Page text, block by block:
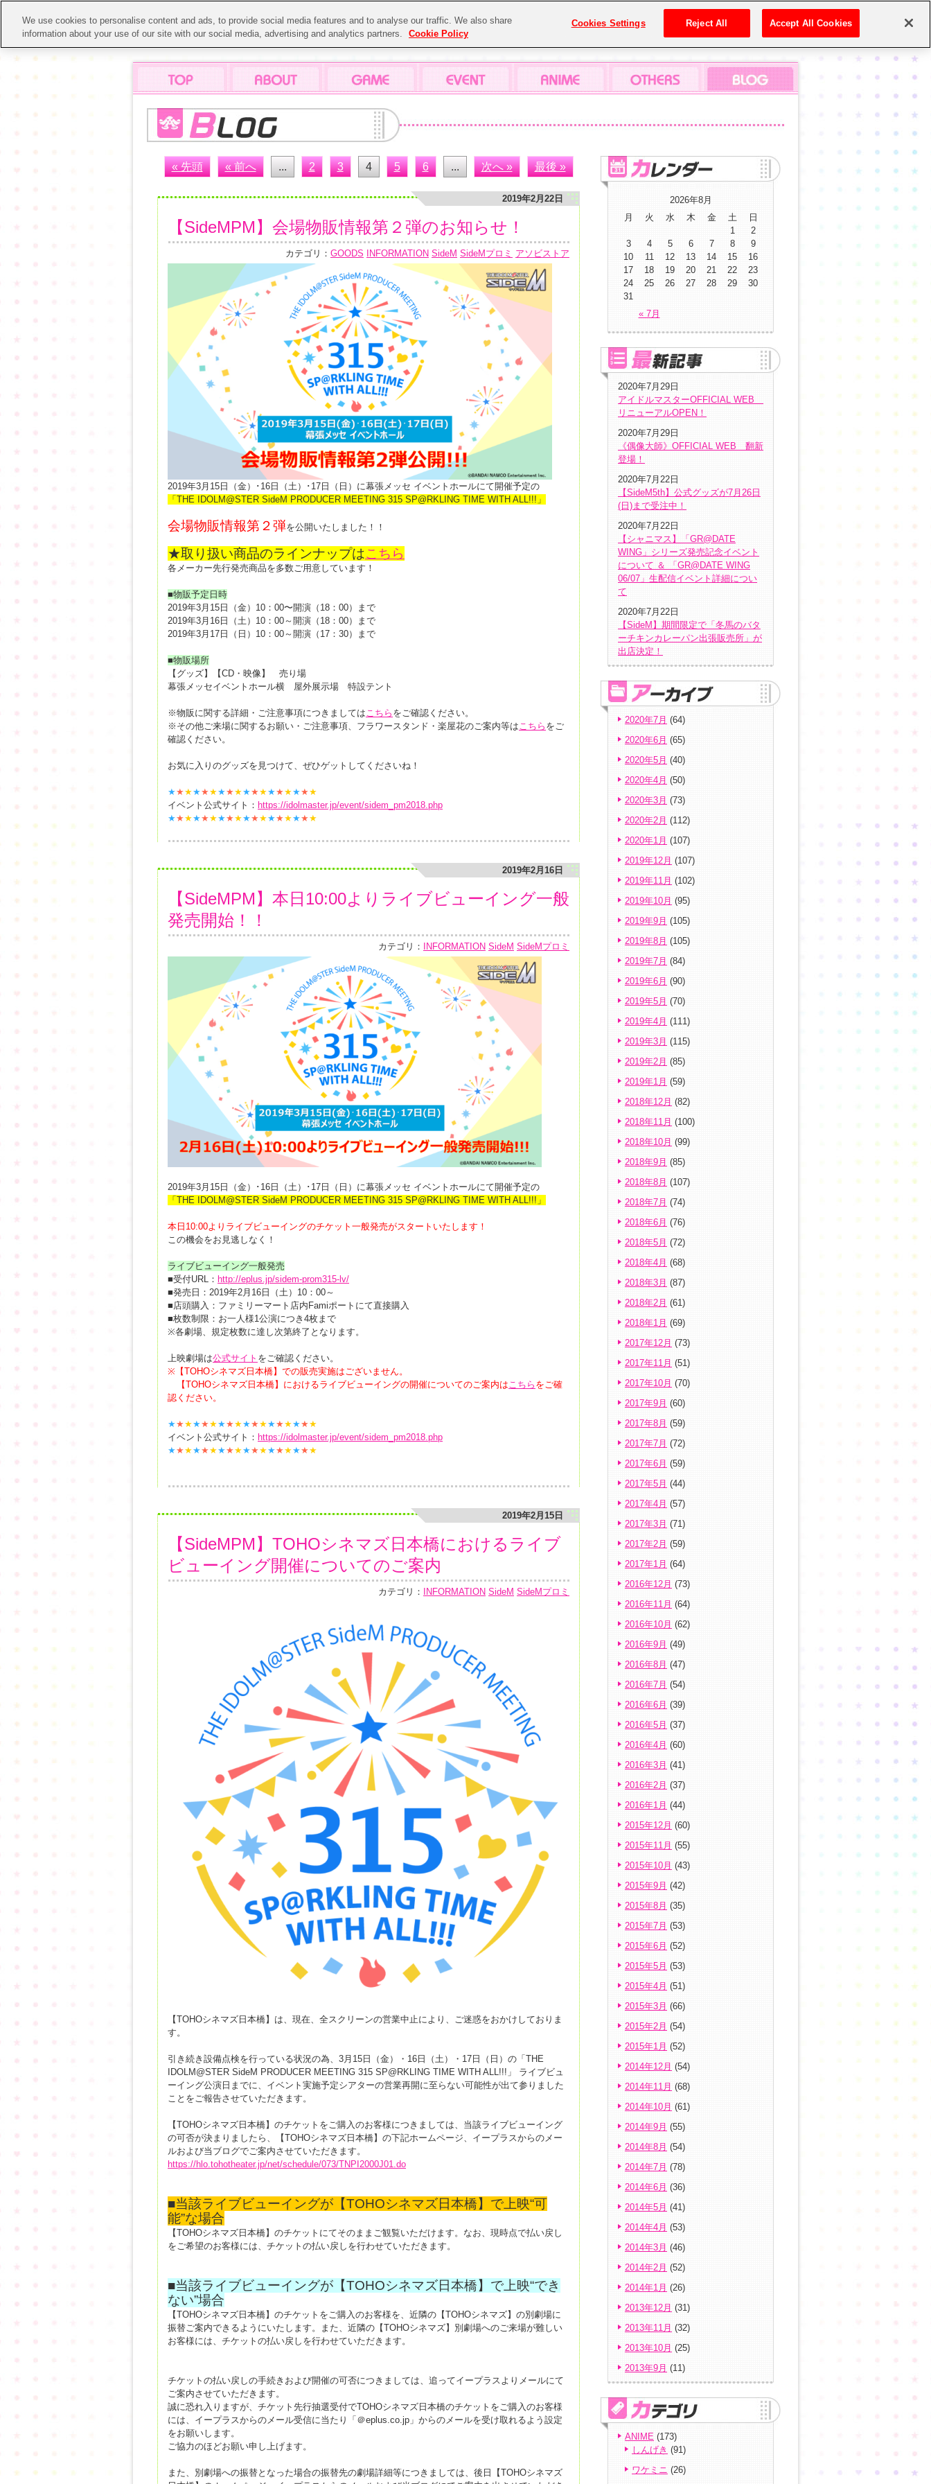
« 先頭 « 前へ ... 2 3 4 5 6 ... 次へ » 最後 »
2019年2月22日
【SideMPM】会場物販情報第２弾のお知らせ！
カテゴリ： GOODS INFORMATION SideM SideMプロミ アソビストア
2019年3月15日（金）･16日（土）･17日（日）に幕張メッセ イベントホールにて開催予定の
「THE IDOLM@STER SideM PRODUCER MEETING 315 SP@RKLING TIME WITH ALL!!!」
会場物販情報第２弾を公開いたしました！！
★取り扱い商品のラインナップはこちら
各メーカー先行発売商品を多数ご用意しています！
■物販予定日時
2019年3月15日（金）10：00〜開演（18：00）まで
2019年3月16日（土）10：00～開演（18：00）まで
2019年3月17日（日）10：00～開演（17：30）まで
■物販場所
【グッズ】【CD・映像】 売り場
幕張メッセイベントホール横 屋外展示場 特設テント
※物販に関する詳細・ご注意事項につきましてはこちら をご確認ください。
※その他ご来場に関するお願い・ご注意事項、フラワースタンド・楽屋花のご案内等はこちら をご
確認ください。
お気に入りのグッズを見つけて、ぜひゲットしてくださいね！
★★★★★★★★★★★★★★★★★★
イベント公式サイト： https://idolmaster.jp/event/sidem_pm2018.php
★★★★★★★★★★★★★★★★★★
2019年2月16日
【SideMPM】本日10:00よりライブビューイング一般
発売開始！！
カテゴリ： INFORMATION SideM SideMプロミ
2019年3月15日（金）･16日（土）･17日（日）に幕張メッセ イベントホールにて開催予定の
「THE IDOLM@STER SideM PRODUCER MEETING 315 SP@RKLING TIME WITH ALL!!!」
本日10:00よりライブビューイングのチケット一般発売がスタートいたします！
この機会をお見逃しなく！
ライブビューイング一般発売
■受付URL： http://eplus.jp/sidem-prom315-lv/
■発売日：2019年2月16日（土）10：00～
■店頭購入：ファミリーマート店内Famiポートにて直接購入
■枚数制限：お一人様1公演につき4枚まで
※各劇場、規定枚数に達し次第終了となります。
上映劇場は公式サイト をご確認ください。
※【TOHOシネマズ日本橋】での販売実施はございません。
【TOHOシネマズ日本橋】におけるライブビューイングの開催についてのご案内はこちら をご確
認ください。
★★★★★★★★★★★★★★★★★★
イベント公式サイト： https://idolmaster.jp/event/sidem_pm2018.php
★★★★★★★★★★★★★★★★★★
2019年2月15日
【SideMPM】TOHOシネマズ日本橋におけるライブ
ビューイング開催についてのご案内
カテゴリ： INFORMATION SideM SideMプロミ
【TOHOシネマズ日本橋】は、現在、全スクリーンの営業中止により、ご迷惑をおかけしておりま
す。
引き続き設備点検を行っている状況の為、3月15日（金）・16日（土）・17日（日）の「THE
IDOLM@STER SideM PRODUCER MEETING 315 SP@RKLING TIME WITH ALL!!!」 ライブビュ
ーイング公演日までに、イベント実施予定シアターの営業再開に至らない可能性が出て参りました
ことをご報告させていただきます。
【TOHOシネマズ日本橋】のチケットをご購入のお客様につきましては、当該ライブビューイング
の可否が決まりましたら、【TOHOシネマズ日本橋】の下記ホームページ、イープラスからのメー
ルおよび当ブログでご案内させていただきます。
https://hlo.tohotheater.jp/net/schedule/073/TNPI2000J01.do
■当該ライブビューイングが【TOHOシネマズ日本橋】で上映“可
能”な場合
【TOHOシネマズ日本橋】のチケットにてそのままご観覧いただけます。なお、現時点で払い戻し
をご希望のお客様には、チケットの払い戻しを行わせていただきます。
■当該ライブビューイングが【TOHOシネマズ日本橋】で上映“でき
ない”場合
【TOHOシネマズ日本橋】のチケットをご購入のお客様を、近隣の【TOHOシネマズ】の別劇場に
振替ご案内できるようにいたします。また、近隣の【TOHOシネマズ】別劇場へのご来場が難しい
お客様には、チケットの払い戻しを行わせていただきます。
チケットの払い戻しの手続きおよび開催の可否につきましては、追ってイープラスよりメールにて
ご案内させていただきます。
誠に恐れ入りますが、チケット先行抽選受付でTOHOシネマズ日本橋のチケットをご購入のお客様
には、イープラスからのメール受信に当たり「＠eplus.co.jp」からのメールを受け取れるよう設定
をお願いします。
ご協力のほどお願い申し上げます。
また、別劇場への振替となった場合の振替先の劇場詳細等につきましては、後日【TOHOシネマズ
2026年8月
月
火 水 木 金 土 日
« 7月
1
2
3
4 5 6 7 8
9
10
11 12 13 14 15
16
17
18 19 20 21 22
23
24
25 26 27 28 29
30
31
2020年7月29日
アイドルマスターOFFICIAL WEB
リニューアルOPEN！
2020年7月29日
《偶像大師》OFFICIAL WEB 翻新
登場！
2020年7月22日
【SideM5th】公式グッズが7月26日
(日)まで受注中！
2020年7月22日
【シャニマス】「GR@DATE
WING」シリーズ発売記念イベント
について ＆ 「GR@DATE WING
06/07」生配信イベント詳細につい
て
2020年7月22日
【SideM】期間限定で「冬馬のバタ
ーチキンカレーパン出張販売所」が
出店決定！
2020年7月 (64)
2020年6月 (65)
2020年5月 (40)
2020年4月 (50)
2020年3月 (73)
2020年2月 (112)
2020年1月 (107)
2019年12月 (107)
2019年11月 (102)
2019年10月 (95)
2019年9月 (105)
2019年8月 (105)
2019年7月 (84)
2019年6月 (90)
2019年5月 (70)
2019年4月 (111)
2019年3月 (115)
2019年2月 (85)
2019年1月 (59)
2018年12月 (82)
2018年11月 (100)
2018年10月 (99)
2018年9月 (85)
2018年8月 (107)
2018年7月 (74)
2018年6月 (76)
2018年5月 (72)
2018年4月 (68)
2018年3月 (87)
2018年2月 (61)
2018年1月 (69)
2017年12月 (73)
2017年11月 (51)
2017年10月 (70)
2017年9月 (60)
2017年8月 (59)
2017年7月 (72)
2017年6月 (59)
2017年5月 (44)
2017年4月 (57)
2017年3月 (71)
2017年2月 (59)
2017年1月 (64)
2016年12月 (73)
2016年11月 (64)
2016年10月 (62)
2016年9月 (49)
2016年8月 (47)
2016年7月 (54)
2016年6月 (39)
2016年5月 (37)
2016年4月 (60)
2016年3月 (41)
2016年2月 (37)
2016年1月 (44)
2015年12月 (60)
2015年11月 (55)
2015年10月 (43)
2015年9月 (42)
2015年8月 (35)
2015年7月 (53)
2015年6月 (52)
2015年5月 (53)
2015年4月 (51)
2015年3月 (66)
2015年2月 (54)
2015年1月 (52)
2014年12月 (54)
2014年11月 (68)
2014年10月 (61)
2014年9月 (55)
2014年8月 (54)
2014年7月 (78)
2014年6月 (36)
2014年5月 (41)
2014年4月 (53)
2014年3月 (46)
2014年2月 (52)
2014年1月 (26)
2013年12月 (31)
2013年11月 (32)
2013年10月 (25)
2013年9月 (11)
ANIME (173)
しんげき (91)
ワケミニ (26)
We use cookies to personalise content and ads, to provide social media features and to analyse our traffic. We also share
information about your use of our site with our social media, advertising and analytics partners.
Cookie Policy
Cookies Settings Reject All Accept All Cookies